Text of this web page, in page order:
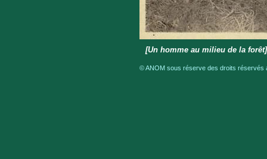
[Un homme au milieu de la
© ANOM sous réserve des droits réservés